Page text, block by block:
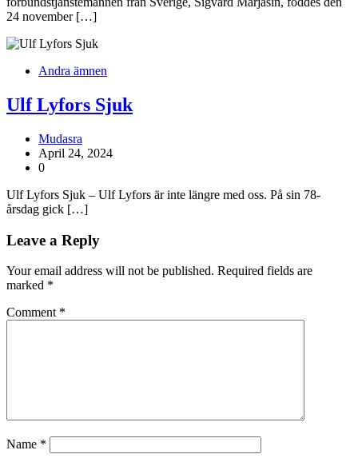
24 november […]
Andra ämnen
Ulf Lyfors Sjuk
Mudasra
April 24, 2024
0
Ulf Lyfors Sjuk – Ulf Lyfors är inte längre med oss. På sin 78-
årsdag gick […]
Leave a Reply
Your email address will not be published. Required fields are
marked *
Comment *
Name *